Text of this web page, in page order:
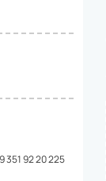
351 92 20 225